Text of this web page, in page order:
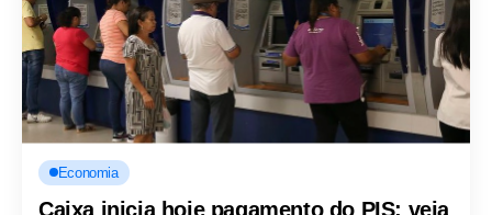
Economia
Caixa inicia hoje pagamento do PIS; veja